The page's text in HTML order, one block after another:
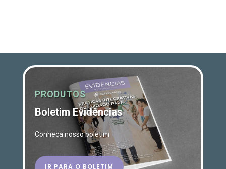
PRODUTOS
Boletim Evidências
Conheça nosso boletim
IR PARA O BOLETIM